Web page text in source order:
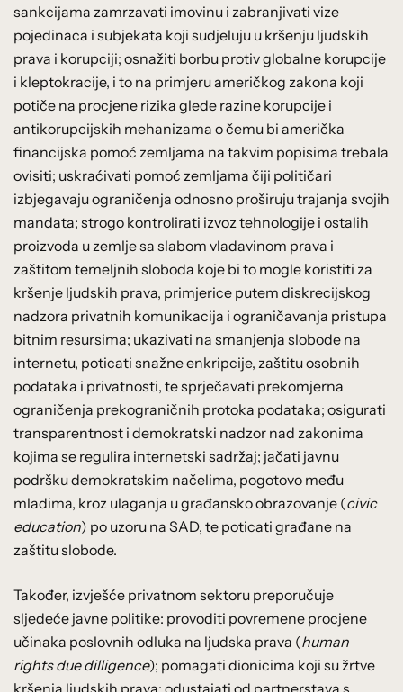
sankcijama zamrzavati imovinu i zabranjivati vize
pojedinaca i subjekata koji sudjeluju u kršenju ljudskih
prava i korupciji; osnažiti borbu protiv globalne korupcije
i kleptokracije, i to na primjeru američkog zakona koji
potiče na procjene rizika glede razine korupcije i
antikorupcijskih mehanizama o čemu bi američka
financijska pomoć zemljama na takvim popisima trebala
ovisiti; uskraćivati pomoć zemljama čiji političari
izbjegavaju ograničenja odnosno proširuju trajanja svojih
mandata; strogo kontrolirati izvoz tehnologije i ostalih
proizvoda u zemlje sa slabom vladavinom prava i
zaštitom temeljnih sloboda koje bi to mogle koristiti za
kršenje ljudskih prava, primjerice putem diskrecijskog
nadzora privatnih komunikacija i ograničavanja pristupa
bitnim resursima; ukazivati na smanjenja slobode na
internetu, poticati snažne enkripcije, zaštitu osobnih
podataka i privatnosti, te sprječavati prekomjerna
ograničenja prekograničnih protoka podataka; osigurati
transparentnost i demokratski nadzor nad zakonima
kojima se regulira internetski sadržaj; jačati javnu
podršku demokratskim načelima, pogotovo među
mladima, kroz ulaganja u građansko obrazovanje (civic
education) po uzoru na SAD, te poticati građane na
zaštitu slobode.
Također, izvješće privatnom sektoru preporučuje
sljedeće javne politike: provoditi povremene procjene
učinaka poslovnih odluka na ljudska prava (human
rights due dilligence); pomagati dionicima koji su žrtve
kršenja ljudskih prava; odustajati od partnerstava s